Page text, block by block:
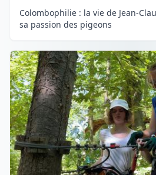
Colombophilie : la vie de Jean-
sa passion des pigeons